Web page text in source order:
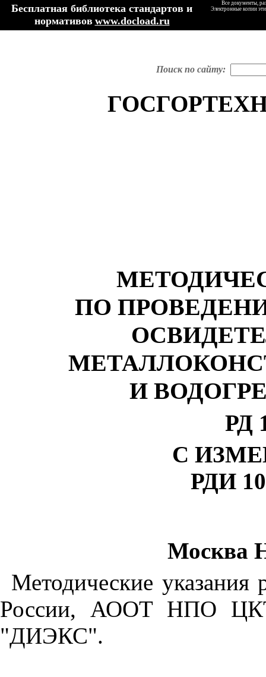
Бесплатная библиотека стандартов и
нормативов www.docload.ru
Все документы,
Электронные копии
Поиск по сайту:
ПО
И
РД
С
РДИ
Москва
Методические указания
России, АООТ НПО
"ДИЭКС".